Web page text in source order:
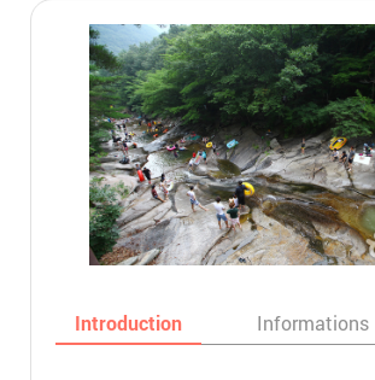
Introduction Informations